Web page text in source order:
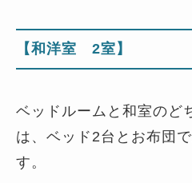
【和洋室 2室】
ベッドルームと和室のど
は、ベッド2台とお布団
す。